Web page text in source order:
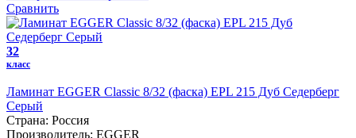
Сравнить
32
класс
Ламинат EGGER Classic 8/32 (фаска) EPL 215 Дуб Седерберг
Серый
Страна: Россия
Производитель: EGGER